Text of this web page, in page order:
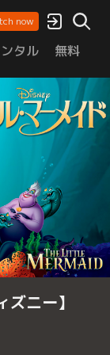
now
タル 無料
ニー】